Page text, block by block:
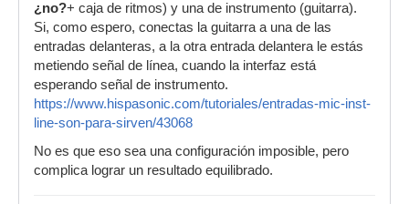
¿no?+ caja de ritmos) y una de instrumento (guitarra).
Si, como espero, conectas la guitarra a una de las
entradas delanteras, a la otra entrada delantera le estás
metiendo señal de línea, cuando la interfaz está
esperando señal de instrumento.
https://www.hispasonic.com/tutoriales/entradas-mic-inst-
line-son-para-sirven/43068
No es que eso sea una configuración imposible, pero
complica lograr un resultado equilibrado.